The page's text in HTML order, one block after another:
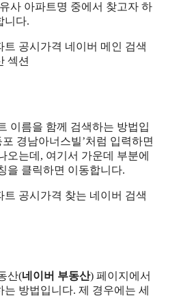
사 아파트명 중에서 찾고자 하
니다.
이름을 함께 검색하는 방법입
경남아너스빌’처럼 입력하면
오는데, 여기서 가운데 부분에
을 클릭하면 이동합니다.
산(네이버 부동산) 페이지에서
방법입니다. 제 경우에는 세